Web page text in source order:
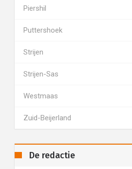
Piershil
Puttershoek
Strijen
Strijen-Sas
Westmaas
Zuid-Beijerland
De redactie